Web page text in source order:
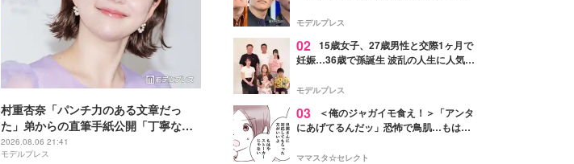
村重杏奈「パンチ力のある文章だっ
た」弟からの直筆手紙公開「丁寧な
字」「読みやすい」と反響
2026.08.06 21:41
モデルプレス
た。
最大の敬意とエールを」
モデルプレス
02 15歳女子、27歳男性と交際1ヶ月で
妊娠…36歳で孫誕生 波乱の人生に人気タ
よ！」
モデルプレス
03
＜俺のジャガイモ食え！＞「アンタ
にあげてるんだッ」恐怖で鳥肌…もはや
ママスタ☆セレクト